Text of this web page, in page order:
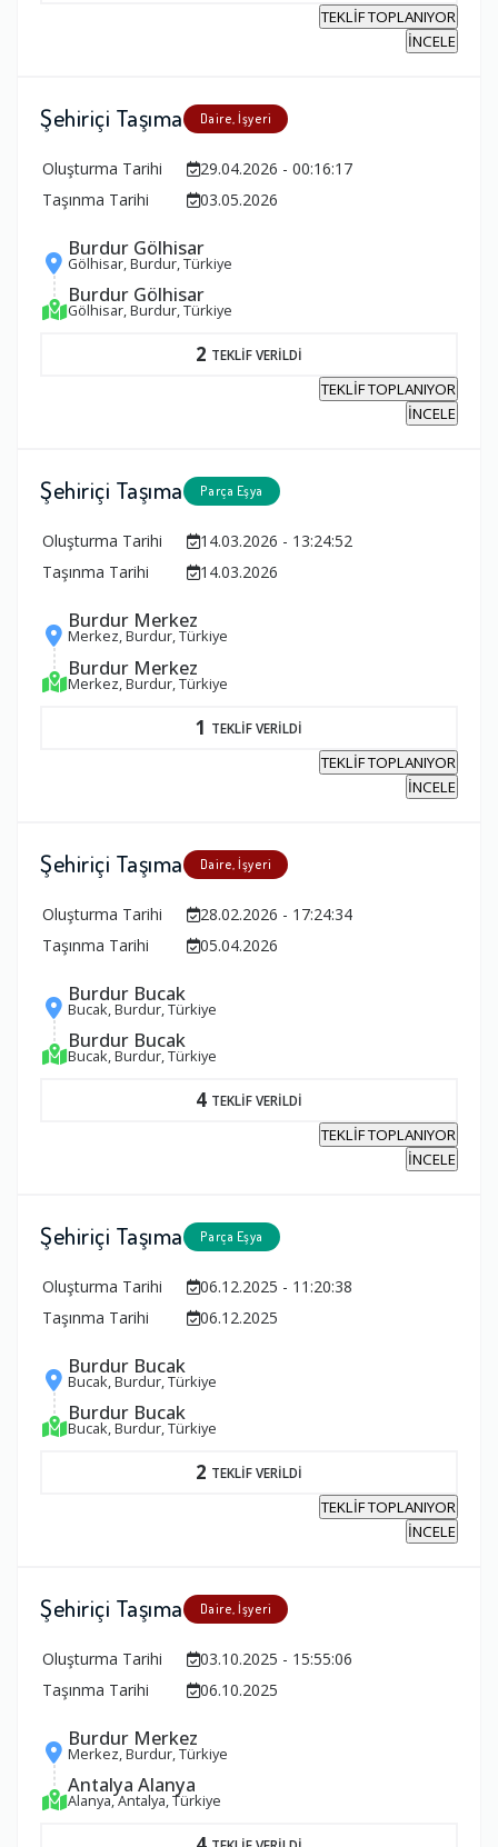
TEKLİF TOPLANIYOR
İNCELE
Şehiriçi Taşıma Daire, İşyeri
Oluşturma Tarihi
29.04.2026 - 00:16:17
Taşınma Tarihi
03.05.2026
Burdur Gölhisar
Gölhisar, Burdur, Türkiye
Burdur Gölhisar
Gölhisar, Burdur, Türkiye
2 TEKLİF VERİLDİ
TEKLİF TOPLANIYOR
İNCELE
Şehiriçi Taşıma Parça Eşya
Oluşturma Tarihi
14.03.2026 - 13:24:52
Taşınma Tarihi
14.03.2026
Burdur Merkez
Merkez, Burdur, Türkiye
Burdur Merkez
Merkez, Burdur, Türkiye
1 TEKLİF VERİLDİ
TEKLİF TOPLANIYOR
İNCELE
Şehiriçi Taşıma Daire, İşyeri
Oluşturma Tarihi
28.02.2026 - 17:24:34
Taşınma Tarihi
05.04.2026
Burdur Bucak
Bucak, Burdur, Türkiye
Burdur Bucak
Bucak, Burdur, Türkiye
4 TEKLİF VERİLDİ
TEKLİF TOPLANIYOR
İNCELE
Şehiriçi Taşıma Parça Eşya
Oluşturma Tarihi
06.12.2025 - 11:20:38
Taşınma Tarihi
06.12.2025
Burdur Bucak
Bucak, Burdur, Türkiye
Burdur Bucak
Bucak, Burdur, Türkiye
2 TEKLİF VERİLDİ
TEKLİF TOPLANIYOR
İNCELE
Şehiriçi Taşıma Daire, İşyeri
Oluşturma Tarihi
03.10.2025 - 15:55:06
Taşınma Tarihi
06.10.2025
Burdur Merkez
Merkez, Burdur, Türkiye
Antalya Alanya
Alanya, Antalya, Türkiye